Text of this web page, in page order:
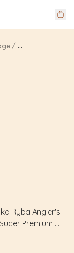
/ 🍸 伏特加 Vodka
Ryba Angler's
Premium 漁